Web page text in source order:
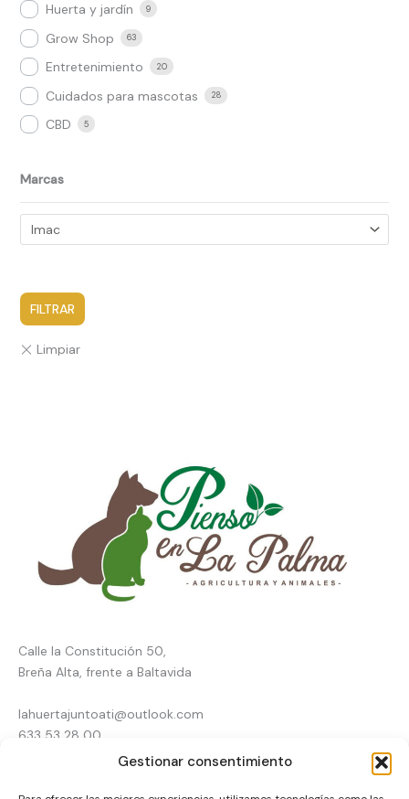
Gestionar consentimiento
Huerta y jardín 9
Grow Shop​ 63
Entretenimiento 20
Cuidados para mascotas 28
CBD 5
Marcas
FILTRAR
Calle la Constitución 50,
Breña Alta, frente a Baltavida
lahuertajuntoati@outlook.com
633 53 28 00